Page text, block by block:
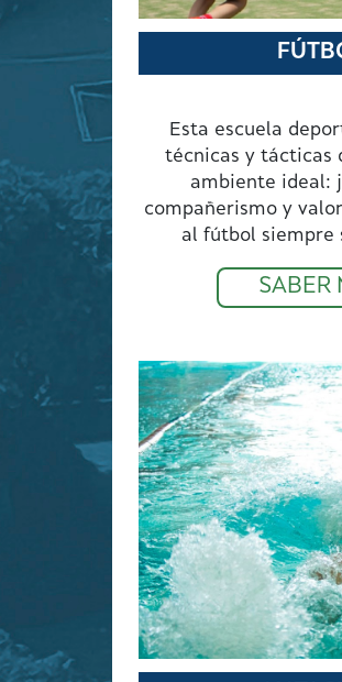
Esta escuela
técnicas y tácticas
ambiente ideal:
compañerismo y
al fútbol siempre
SABER